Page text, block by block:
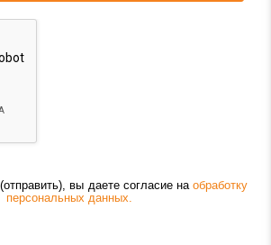
вы даете согласие на обработку
персональных данных.